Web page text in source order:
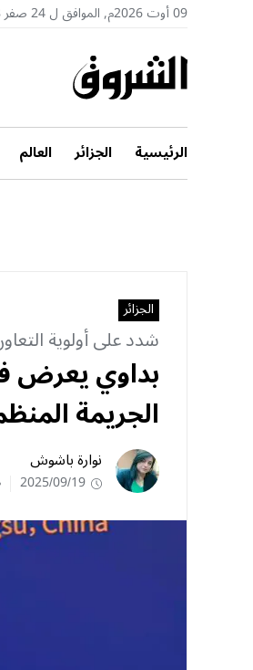
09 أوت 2026م, الموافق ل 24 صفر 1448هـ
الرئيسية الجزائر العالم
الجزائر
شدد على أولوية
بداوي يعرض
الجريمة
نوارة باشوش
2025/09/19